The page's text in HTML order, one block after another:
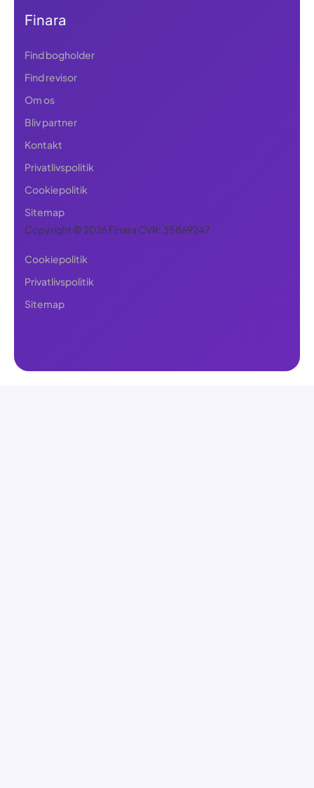
Finara
Find bogholder
Find revisor
Om os
Bliv partner
Kontakt
Privatlivspolitik
Cookiepolitik
Sitemap
Copyright © 2026 Finara CVR: 35869247
Cookiepolitik
Privatlivspolitik
Sitemap